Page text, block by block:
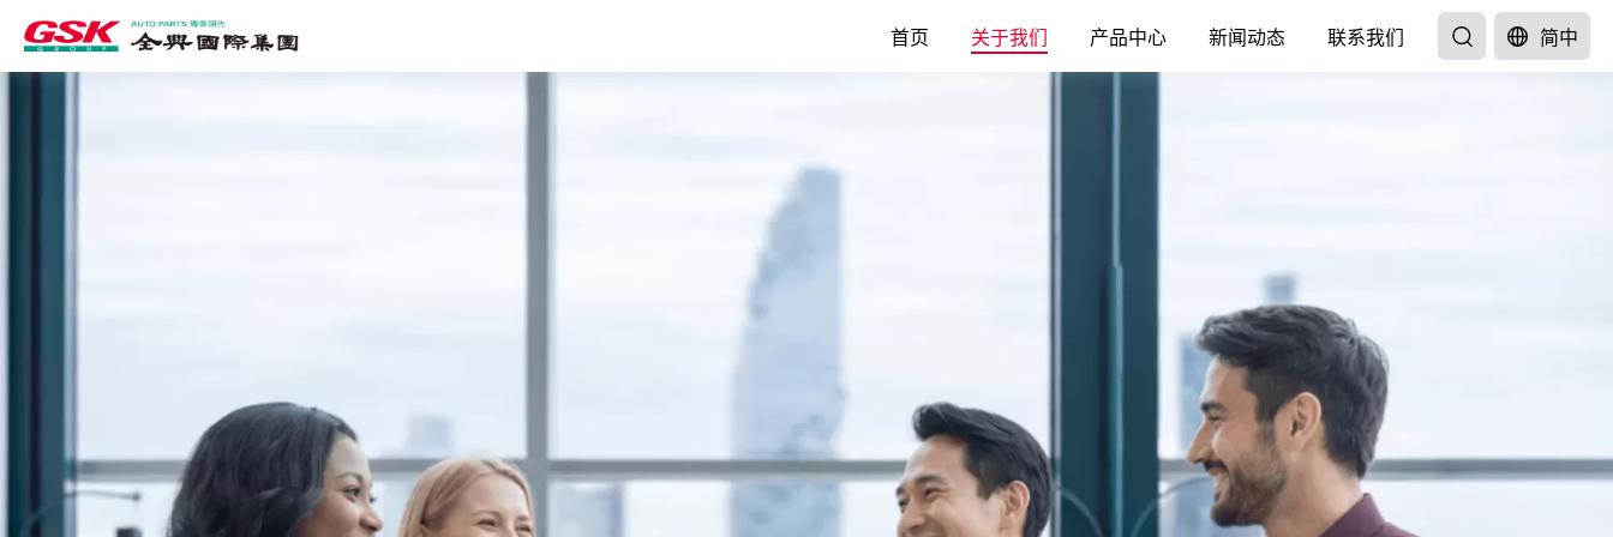
首页 关于我们 产品中心 新闻动态 联系我们 简中